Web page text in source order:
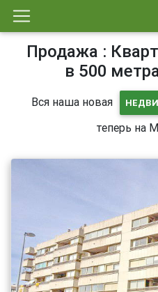
Продажа :
в 500
Вся наша новая
теперь на